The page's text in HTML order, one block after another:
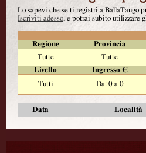
Lo sapevi che se ti registri a BallaTango
Iscriviti adesso, e potrai subito utilizzare
Regione
Provincia
Tutte
Tutte
Livello
Ingresso €
Tutti
Da: 0 a 0
Data Località